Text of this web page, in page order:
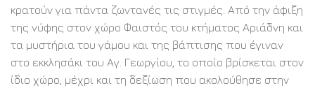
κρατούν για πάντα ζωντανές τις στιγμές. Από την άφιξη
της νύφης στον χώρο Φαιστός του κτήματος Αριάδνη και
τα μυστήρια του γάμου και της βάπτισης που έγιναν
στο εκκλησάκι του Αγ. Γεωργίου, το οποίο βρίσκεται στον
ίδιο χώρο, μέχρι και τη δεξίωση που ακολούθησε στην